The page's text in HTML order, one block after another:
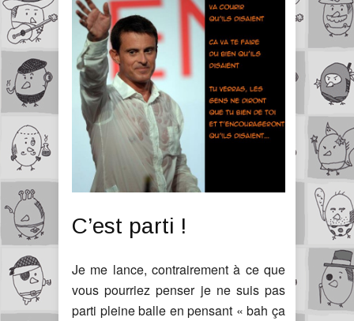
C’est parti !
Je me lance, contrairement à ce que
vous pourriez penser je ne suis pas
parti pleine balle en pensant « bah ça